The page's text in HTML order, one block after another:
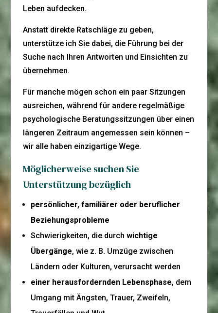
Leben aufdecken.
Anstatt direkte Ratschläge zu geben,
unterstütze ich Sie dabei, die Führung bei der
Suche nach Ihren Antworten und Einsichten zu
übernehmen.
Für manche mögen schon ein paar Sitzungen
ausreichen, während für andere regelmäßige
psychologische Beratungssitzungen über einen
längeren Zeitraum angemessen sein können –
wir alle haben einzigartige Wege.
Möglicherweise suchen Sie
Unterstützung bezüglich
persönlicher, familiärer oder beruflicher
Beziehungsprobleme
Schwierigkeiten, die durchwichtige
Übergänge, wie z. B. Umzüge zwischen
Ländern oder Kulturen, verursacht werden
einer herausfordernden Lebensphase, dem
Umgang mit Ängsten, Trauer, Zweifeln,